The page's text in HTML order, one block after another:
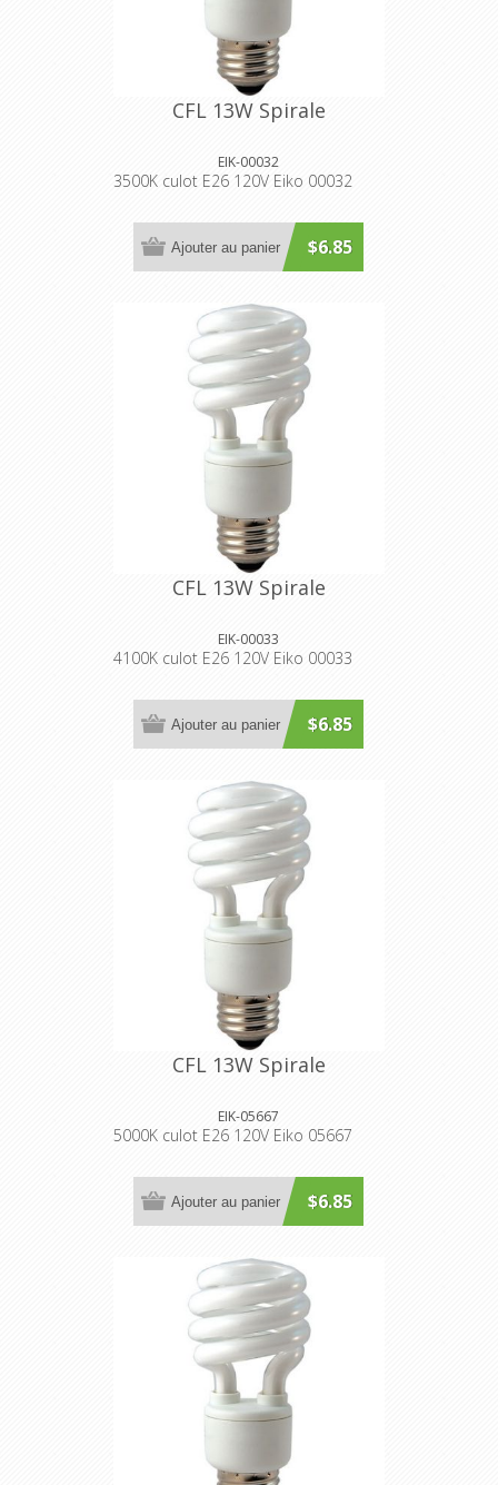
CFL 13W Spirale
EIK-00032
3500K culot E26 120V Eiko 00032
$6.85
Ajouter au panier
CFL 13W Spirale
EIK-00033
4100K culot E26 120V Eiko 00033
$6.85
Ajouter au panier
CFL 13W Spirale
EIK-05667
5000K culot E26 120V Eiko 05667
$6.85
Ajouter au panier